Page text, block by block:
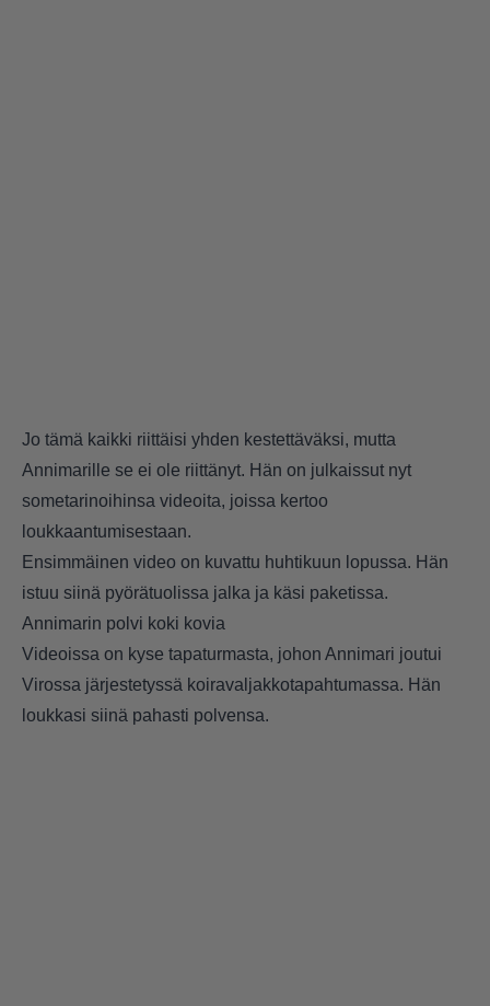
Jo tämä kaikki riittäisi yhden kestettäväksi, mutta
Annimarille se ei ole riittänyt. Hän on julkaissut nyt
sometarinoihinsa videoita, joissa kertoo
loukkaantumisestaan.
Ensimmäinen video on kuvattu huhtikuun lopussa. Hän
istuu siinä pyörätuolissa jalka ja käsi paketissa.
Annimarin polvi koki kovia
Videoissa on kyse tapaturmasta, johon Annimari joutui
Virossa järjestetyssä koiravaljakkotapahtumassa. Hän
loukkasi siinä pahasti polvensa.